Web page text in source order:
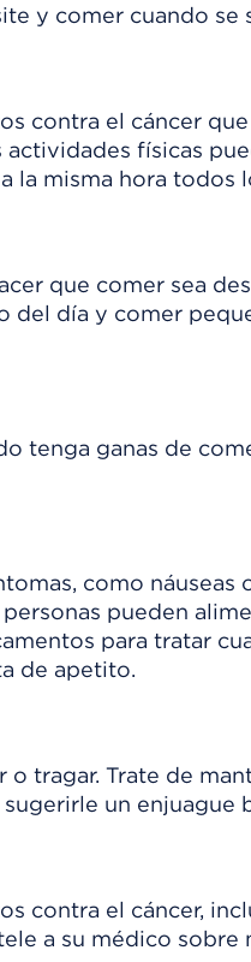
y comer cuando se
contra el cáncer
físicas
la misma hora todos
que comer sea
del día y comer
tenga ganas de
como
pueden
para tratar
de apetito.
tragar. Trate de
un enjuague
contra el cáncer,
a su médico sobre